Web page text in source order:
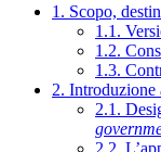
1. Scopo,
1.1.
1.2.
1.3.
2.
2.1.
2.2.